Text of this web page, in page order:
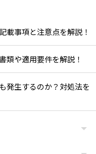
載事項と注意点を解説！
類や適用要件を解説！
発生するのか？対処法を
録